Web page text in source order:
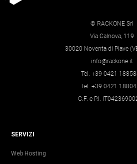
© RACKONE Srl
Via Calnova, 119
30020 Noventa di Piave
info@rackone.it
Tel. +39 0421
Tel. +39 0421
C.F. e P.I.
SERVIZI
Web Hosting